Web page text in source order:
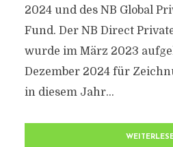
2024 und des NB Global
Fund. Der NB Direct
wurde im März 2023
Dezember 2024 für
in diesem Jahr...